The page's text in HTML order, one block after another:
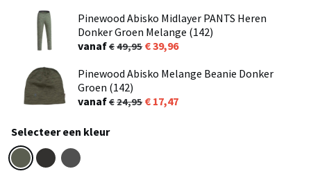
Pinewood Abisko Midlayer PANTS Heren
Donker Groen Melange (142)
vanaf
49,95
39,96
Pinewood Abisko Melange Beanie Donker
Groen (142)
vanaf
24,95 17,47
Selecteer een kleur